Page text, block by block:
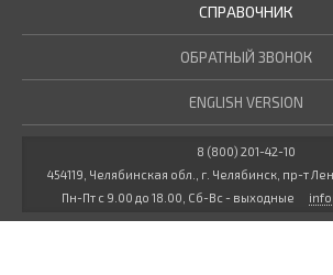
МЕТАЛЛОПРОКАТ В
РЕЗКА В РАЗМЕР
ПРОЧИЕ УСЛУГИ
О НАС
НОВОСТИ КОМПАНИИ
СТАТЬИ
ДОКУМЕНТЫ
ВАКАНСИИ
СПРАВОЧНИК
ГОСТЫ / ТУ
МАРОЧНИК СТАЛЕЙ
КУЛЬКУЛЯТОР МЕТАЛЛУРГА
ОБРАТНЫЙ ЗВОНОК
ENGLISH VERSION
8 (800) 201-42-10
454119, Челябинская обл., г. Челябинск, пр-т
Пн-Пт с 9.00 до 18.00, Сб-Вс - выходные